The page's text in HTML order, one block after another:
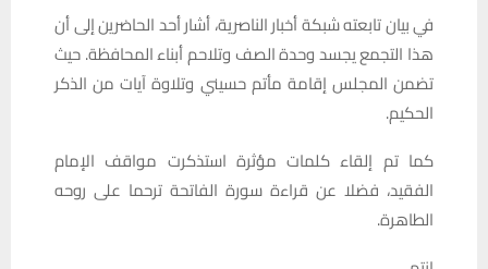
في بيان تابعته شبكة أخبار الناصرية، أشار أحد الحاضرين إلى أن
هذا التجمع يجسد وحدة الصف وتلاحم أبناء المحافظة. حيث
تضمن المجلس إقامة مأتم حسيني وتلاوة آيات من الذكر
الحكيم.
كما تم إلقاء كلمات مؤثرة استذكرت مواقف الإمام
الفقيد، فضلا عن قراءة سورة الفاتحة ترحما على روحه
الطاهرة.